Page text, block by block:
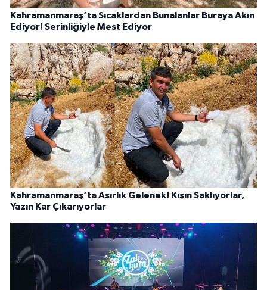
Kahramanmaraş’ta Sıcaklardan Bunalanlar Buraya Akın
Ediyor! Serinliğiyle Mest Ediyor
Kahramanmaraş’ta Asırlık Gelenek! Kışın Saklıyorlar,
Yazın Kar Çıkarıyorlar